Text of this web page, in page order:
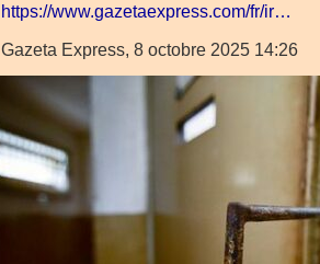
https://www.gazetaexpress.com/fr/ir…
Gazeta Express, 8 octobre 2025 14:26